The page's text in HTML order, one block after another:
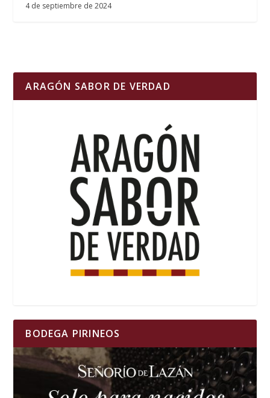
4 de septiembre de 2024
ARAGÓN SABOR DE VERDAD
BODEGA PIRINEOS